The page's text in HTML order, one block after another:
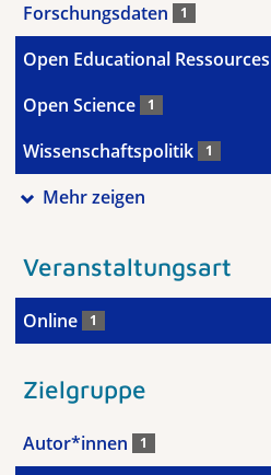
Forschungsdaten 1
Open Educational Ressources
Open Science 1
Wissenschaftspolitik 1
Mehr zeigen
Veranstaltungsart
Online 1
Zielgruppe
Autor*innen 1